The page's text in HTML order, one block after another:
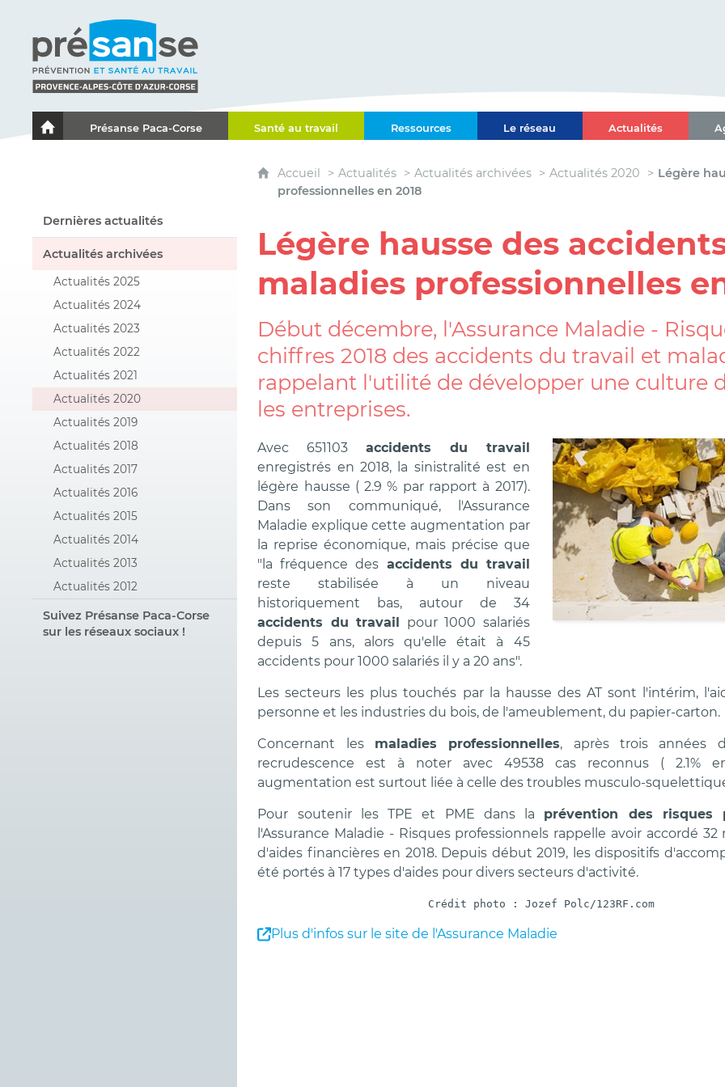
Le portail de l'Association des Services de Santé au Travail Paca-Corse
Présanse Paca-Corse Santé au travail Ressources Le réseau Actualités
Dernières actualités
Actualités archivées
Actualités 2025
Actualités 2024
Actualités 2023
Actualités 2022
Actualités 2021
Actualités 2020
Actualités 2019
Actualités 2018
Actualités 2017
Actualités 2016
Actualités 2015
Actualités 2014
Actualités 2013
Actualités 2012
Suivez Présanse Paca-Corse
sur les réseaux sociaux !
Accueil Actualités Actualités archivées Actualités 2020
Légère
professionnelles en 2018
Légère hausse des
maladies professionnelles
Début décembre, l'Assurance Maladie -
chiffres 2018 des accidents du travail et
rappelant l'utilité de développer une culture
les entreprises.
Avec 651103 accidents du travail
enregistrés en 2018, la sinistralité est en
légère hausse ( 2.9 % par rapport à 2017).
Dans son communiqué, l'Assurance
Maladie explique cette augmentation par
la reprise économique, mais précise que
"la fréquence des accidents du travail
reste stabilisée à un niveau
historiquement bas, autour de 34
accidents du travail pour 1000 salariés
depuis 5 ans, alors qu'elle était à 45
accidents pour 1000 salariés il y a 20 ans".
Les secteurs les plus touchés par la hausse des AT sont l'intérim,
personne et les industries du bois, de l'ameublement, du papier-carton.
Concernant les maladies professionnelles, après trois années
recrudescence est à noter avec 49538 cas reconnus ( 2.1%
augmentation est surtout liée à celle des troubles musculo-
Pour soutenir les TPE et PME dans la prévention des risques
l'Assurance Maladie - Risques professionnels rappelle avoir accordé
d'aides financières en 2018. Depuis début 2019, les dispositifs
été portés à 17 types d'aides pour divers secteurs d'activité.
Crédit photo : Jozef Polc/123RF.com
Plus d'infos sur le site de l'Assurance Maladie